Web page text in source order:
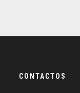
CONTACTOS